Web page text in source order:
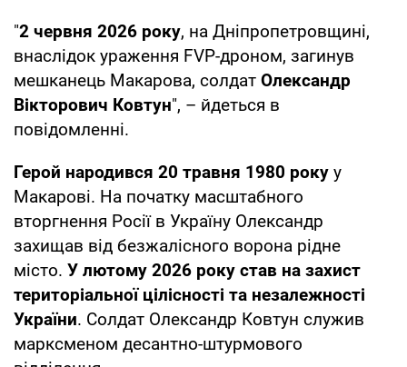
"2 червня 2026 року, на Дніпропетровщині,
внаслідок ураження FVP-дроном, загинув
мешканець Макарова, солдат Олександр
Вікторович Ковтун", – йдеться в
повідомленні.
Герой народився 20 травня 1980 року у
Макарові. На початку масштабного
вторгнення Росії в Україну Олександр
захищав від безжалісного ворона рідне
місто. У лютому 2026 року став на захист
територіальної цілісності та незалежності
України. Солдат Олександр Ковтун служив
марксменом десантно-штурмового